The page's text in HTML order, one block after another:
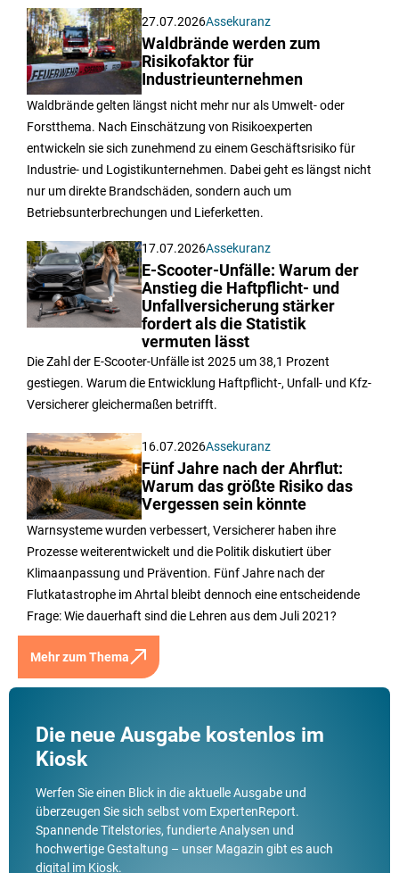
27.07.2026Assekuranz
Waldbrände werden zum
Risikofaktor für
Industrieunternehmen
Waldbrände gelten längst nicht mehr nur als Umwelt- oder
Forstthema. Nach Einschätzung von Risikoexperten
entwickeln sie sich zunehmend zu einem Geschäftsrisiko für
Industrie- und Logistikunternehmen. Dabei geht es längst nicht
nur um direkte Brandschäden, sondern auch um
Betriebsunterbrechungen und Lieferketten.
17.07.2026Assekuranz
E-Scooter-Unfälle: Warum der
Anstieg die Haftpflicht- und
Unfallversicherung stärker
fordert als die Statistik
vermuten lässt
Die Zahl der E-Scooter-Unfälle ist 2025 um 38,1 Prozent
gestiegen. Warum die Entwicklung Haftpflicht-, Unfall- und Kfz-
Versicherer gleichermaßen betrifft.
16.07.2026Assekuranz
Fünf Jahre nach der Ahrflut:
Warum das größte Risiko das
Vergessen sein könnte
Warnsysteme wurden verbessert, Versicherer haben ihre
Prozesse weiterentwickelt und die Politik diskutiert über
Klimaanpassung und Prävention. Fünf Jahre nach der
Flutkatastrophe im Ahrtal bleibt dennoch eine entscheidende
Frage: Wie dauerhaft sind die Lehren aus dem Juli 2021?
Mehr zum Thema
Die neue Ausgabe kostenlos im
Kiosk
Werfen Sie einen Blick in die aktuelle Ausgabe und
überzeugen Sie sich selbst vom ExpertenReport.
Spannende Titelstories, fundierte Analysen und
hochwertige Gestaltung – unser Magazin gibt es auch
digital im Kiosk.